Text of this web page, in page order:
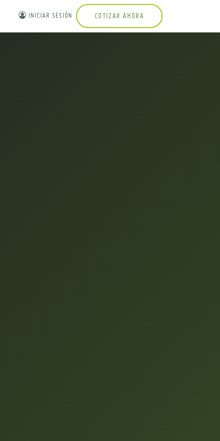
INICIAR SESIÓN COTIZAR AHORA